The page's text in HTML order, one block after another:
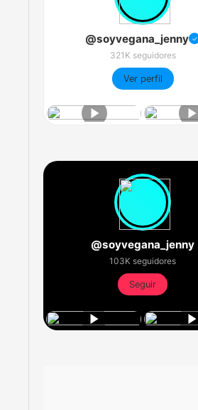
@soyvegana_jenny ✓
321K seguidores
Ver perfil
@soyvegana_jenny
103K seguidores
Seguir